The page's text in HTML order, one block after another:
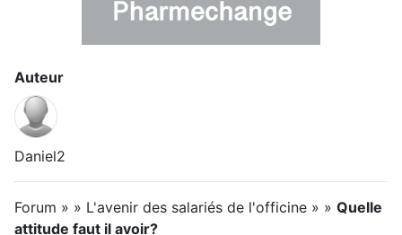
Auteur
Daniel2
Forum » » L'avenir des salariés de l'officine » » Quelle
attitude faut il avoir?